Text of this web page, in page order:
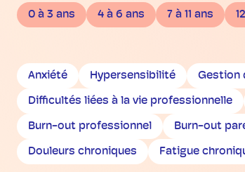
0 à 3 ans 4 à 6 ans 7 à 11 ans
Anxiété Hypersensibilité Gestion
Difficultés liées à la vie professionnelle
Burn-out professionnel Burn-out
Douleurs chroniques Fatigue